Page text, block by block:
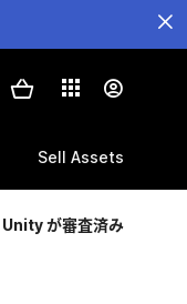
Sell Assets
Unity が審査済み